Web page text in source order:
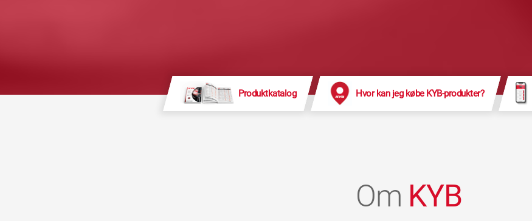
Produktkatalog Hvor kan jeg købe KYB-produkter?
Om KYB